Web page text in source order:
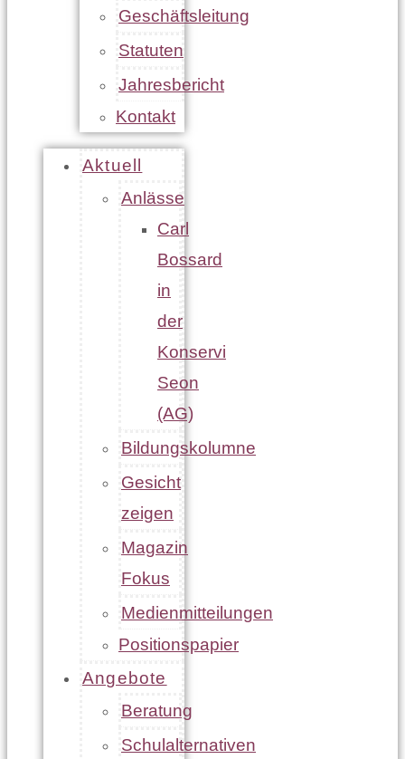
Geschäftsleitung
Statuten
Jahresbericht
Kontakt
Aktuell
Anlässe
Carl
Bossard
in
der
Konservi
Seon
(AG)
Bildungskolumne
Gesicht
zeigen
Magazin
Fokus
Medienmitteilungen
Positionspapier
Angebote
Beratung
Schulalternativen